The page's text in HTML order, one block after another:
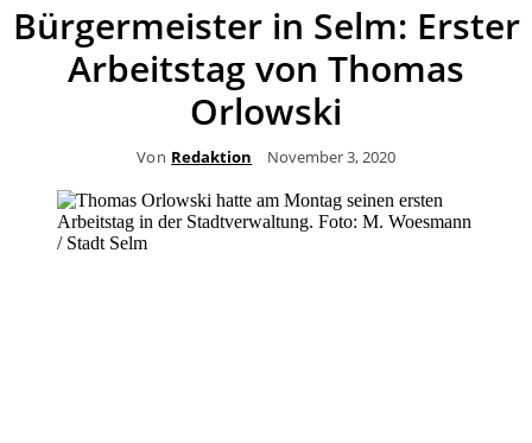
Bürgermeister in Selm: Erster
Arbeitstag von Thomas
Orlowski
Von Redaktion November 3, 2020